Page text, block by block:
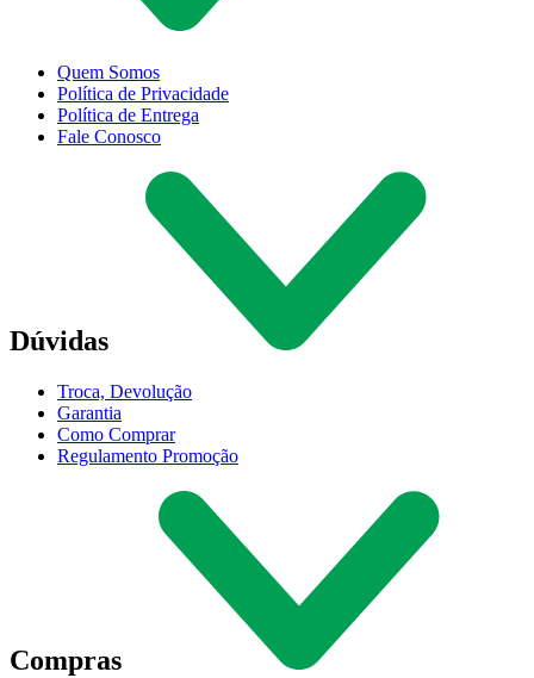
Quem Somos
Política de Privacidade
Política de Entrega
Fale Conosco
Dúvidas
Troca, Devolução
Garantia
Como Comprar
Regulamento Promoção
Compras